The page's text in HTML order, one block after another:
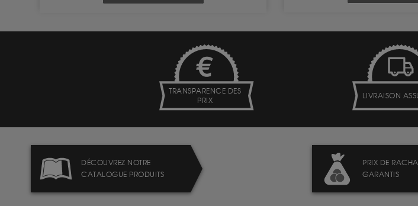
TRANSPARENCE DES
PRIX
LIVRAISON
DÉCOUVREZ NOTRE
CATALOGUE PRODUITS
PRIX DE
GARANTIS